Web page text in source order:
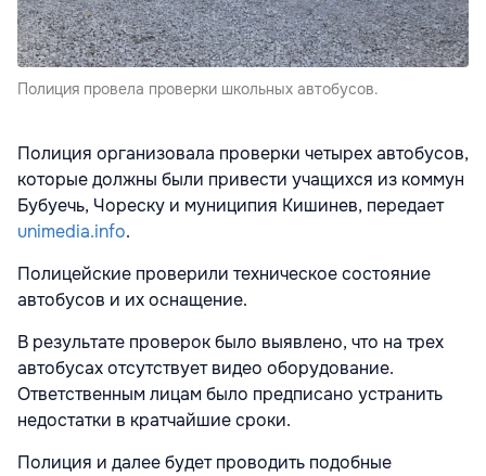
Полиция провела проверки школьных автобусов.
Полиция организовала проверки четырех автобусов,
которые должны были привести учащихся из коммун
Бубуечь, Чореску и муниципия Кишинев, передает
unimedia.info.
Полицейские проверили техническое состояние
автобусов и их оснащение.
В результате проверок было выявлено, что на трех
автобусах отсутствует видео оборудование.
Ответственным лицам было предписано устранить
недостатки в кратчайшие сроки.
Полиция и далее будет проводить подобные